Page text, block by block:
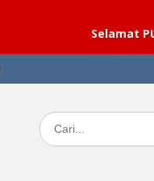
Selamat PURNA
Search
for: